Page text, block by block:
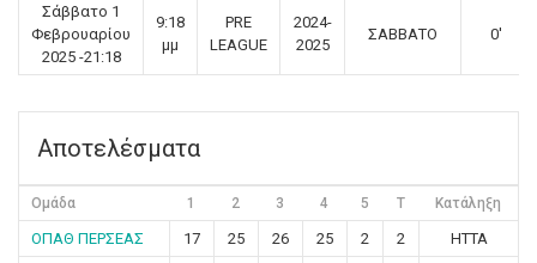
Σάββατο 1
Φεβρουαρίου
2025 -21:18
9:18
μμ
PRE
LEAGUE
2024-
2025
ΣΑΒΒΑΤΟ 0'
Αποτελέσματα
Ομάδα 1 2 3 4 5 T Κατάληξη
ΟΠΑΘ ΠΕΡΣΕΑΣ 17 25 26 25 2 2
ΗΤΤΑ